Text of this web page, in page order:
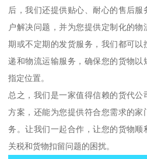
后，我们还提供贴心、耐心的售后
户解决问题，并为您提供定制化的
期或不定期的发货服务，我们都可
递和物流运输服务，确保您的货物
指定位置。
总之，我们是一家值得信赖的货代
方案，还能为您提供符合您需求的
务。让我们一起合作，让您的货物
关税和货物扣留问题的困扰。